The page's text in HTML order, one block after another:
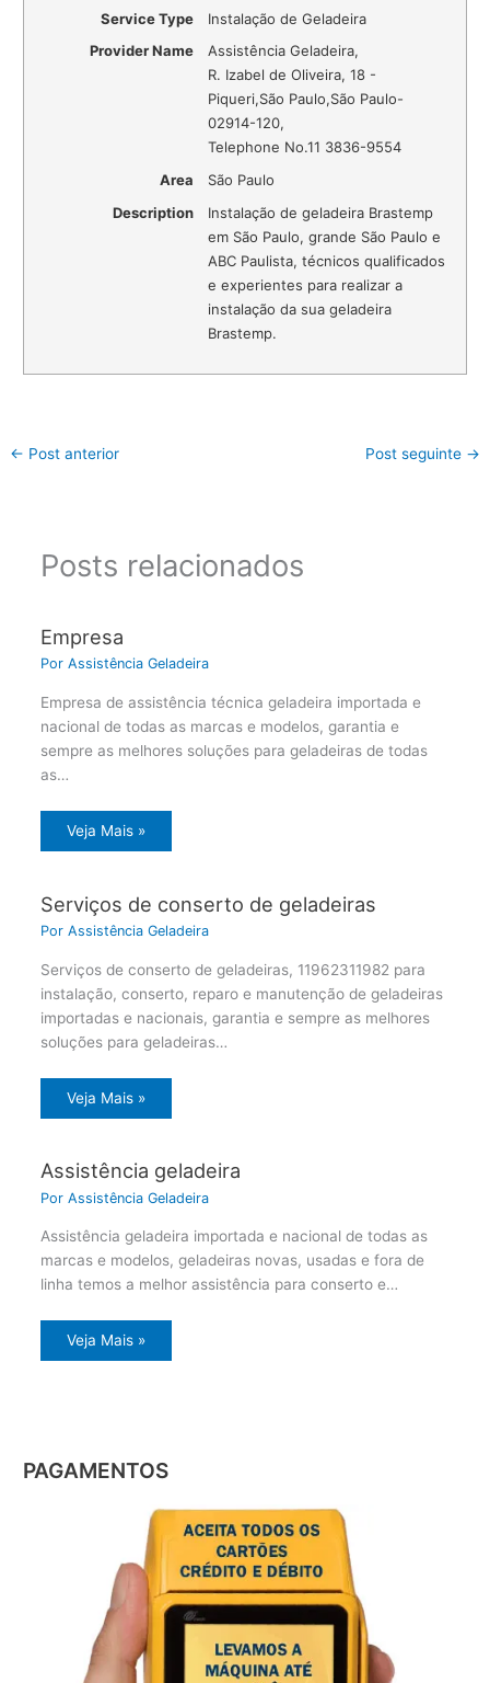
Service Type
Instalação de Geladeira
Provider Name
Assistência Geladeira,
R. Izabel de Oliveira, 18 -
Piqueri,São Paulo,São Paulo-
02914-120,
Telephone No.11 3836-9554
Area
São Paulo
Description
Instalação de geladeira Brastemp
em São Paulo, grande São Paulo e
ABC Paulista, técnicos qualificados
e experientes para realizar a
instalação da sua geladeira
Brastemp.
← Post anterior Post seguinte →
Posts relacionados
Empresa
Por Assistência Geladeira
Empresa de assistência técnica geladeira importada e
nacional de todas as marcas e modelos, garantia e
sempre as melhores soluções para geladeiras de todas
as…
Veja Mais »
Serviços de conserto de geladeiras
Por Assistência Geladeira
Serviços de conserto de geladeiras, 11962311982 para
instalação, conserto, reparo e manutenção de geladeiras
importadas e nacionais, garantia e sempre as melhores
soluções para geladeiras…
Veja Mais »
Assistência geladeira
Por Assistência Geladeira
Assistência geladeira importada e nacional de todas as
marcas e modelos, geladeiras novas, usadas e fora de
linha temos a melhor assistência para conserto e…
Veja Mais »
PAGAMENTOS